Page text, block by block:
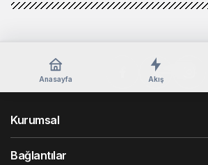
Anasayfa Akış
Kurumsal
Bağlantılar